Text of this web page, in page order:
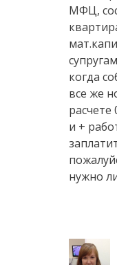
МФЦ,
когда
все же
расчете
и +
нужно